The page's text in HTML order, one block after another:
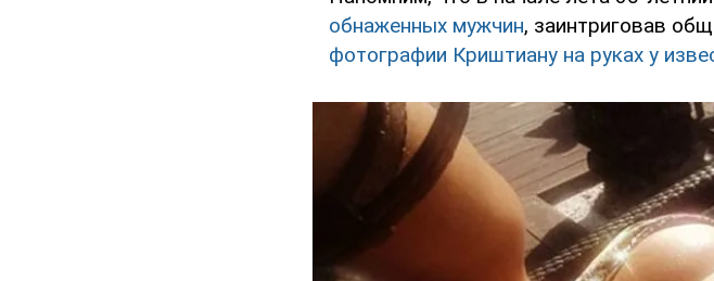
обнаженных мужчин, заинтриговав
фотографии Криштиану на руках у